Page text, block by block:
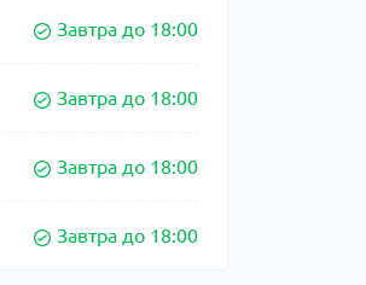
Завтра до 18:00
Завтра до 18:00
Завтра до 18:00
Завтра до 18:00